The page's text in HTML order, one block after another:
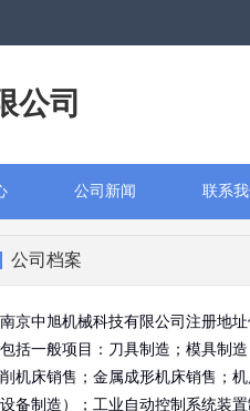
公司
公司新闻 联系我
公司档案
南京中旭机械科技有限公司注册地
包括一般项目：刀具制造；模具制
削机床销售；金属成形机床销售；
设备制造）；工业自动控制系统装